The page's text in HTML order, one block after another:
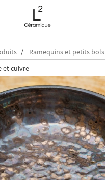
Ramequins et petits bols
et cuivre